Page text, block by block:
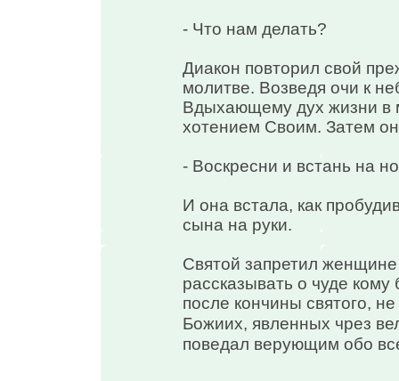
- Что нам делать?
Диакон повторил свой
молитве. Возведя очи к
Вдыхающему дух жизни
хотением Своим. Затем
- Воскресни и встань на
И она встала, как
сына на руки.
Святой запретил
рассказывать о чуде
после кончины святого,
Божиих, явленных чрез
поведал верующим обо